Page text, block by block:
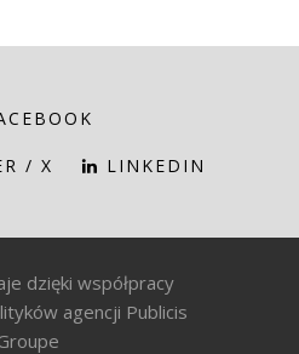
/ X LINKEDIN
dzięki współpracy
agencji Publicis